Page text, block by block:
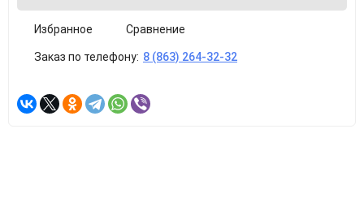
Избранное Сравнение
Заказ по телефону: 8 (863) 264-32-32